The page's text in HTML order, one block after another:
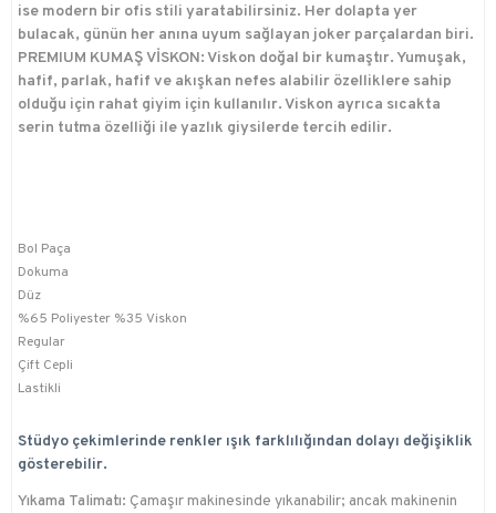
ise modern bir ofis stili yaratabilirsiniz. Her dolapta yer
bulacak, günün her anına uyum sağlayan joker parçalardan biri.
PREMIUM KUMAŞ VİSKON: Viskon doğal bir kumaştır. Yumuşak,
hafif, parlak, hafif ve akışkan nefes alabilir özelliklere sahip
olduğu için rahat giyim için kullanılır. Viskon ayrıca sıcakta
serin tutma özelliği ile yazlık giysilerde tercih edilir.
Bol Paça
Dokuma
Düz
%65 Poliyester %35 Viskon
Regular
Çift Cepli
Lastikli
Stüdyo çekimlerinde renkler ışık farklılığından dolayı değişiklik
gösterebilir.
Yıkama Talimatı: Çamaşır makinesinde yıkanabilir; ancak makinenin